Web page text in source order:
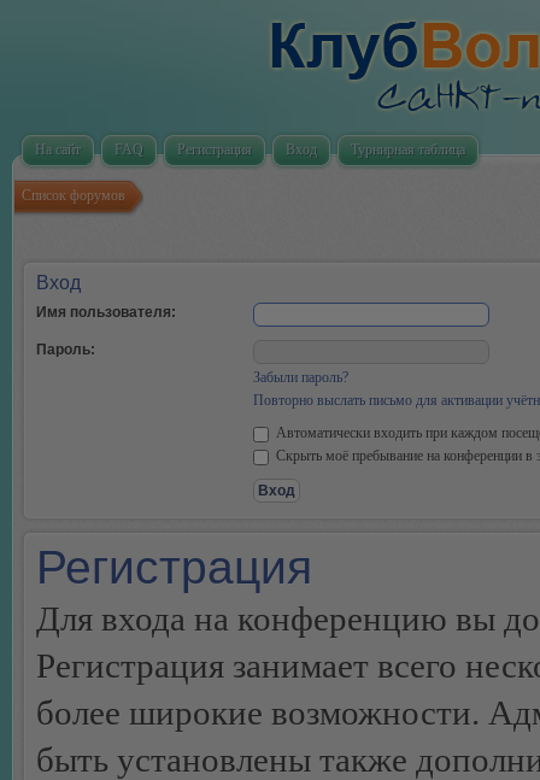
На сайт FAQ Регистрация Вход Турнирная таблица
Список форумов
Вход
Имя пользователя:
Пароль:
Забыли пароль?
Повторно выслать письмо для активации
Автоматически входить при каждом
Скрыть моё пребывание на конференции в
Регистрация
Для входа на конференцию вы
Регистрация занимает всего
более широкие возможности.
быть установлены также